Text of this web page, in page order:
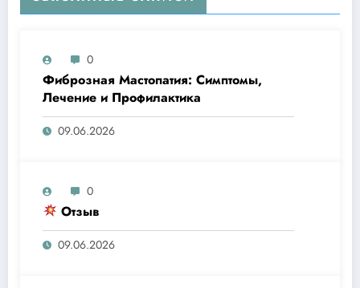
0
Фиброзная Мастопатия: Симптомы,
Лечение и Профилактика
09.06.2026
0
Отзыв
09.06.2026